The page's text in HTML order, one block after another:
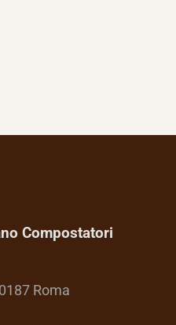
Compostatori
Roma